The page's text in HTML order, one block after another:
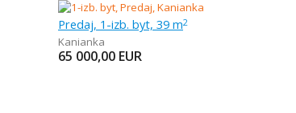
Predaj, 1-izb. byt, 39 m2
Kanianka
65 000,00 EUR